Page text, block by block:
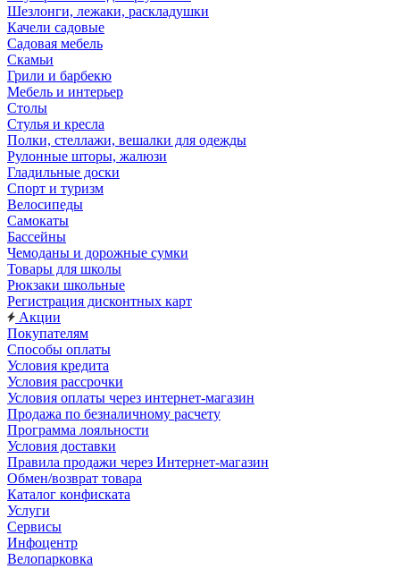
Шезлонги, лежаки, раскладушки
Качели садовые
Садовая мебель
Скамьи
Грили и барбекю
Мебель и интерьер
Столы
Стулья и кресла
Полки, стеллажи, вешалки для одежды
Рулонные шторы, жалюзи
Гладильные доски
Спорт и туризм
Велосипеды
Самокаты
Бассейны
Чемоданы и дорожные сумки
Товары для школы
Рюкзаки школьные
Регистрация дисконтных карт
Акции
Покупателям
Способы оплаты
Условия кредита
Условия рассрочки
Условия оплаты через интернет-магазин
Продажа по безналичному расчету
Программа лояльности
Условия доставки
Правила продажи через Интернет-магазин
Обмен/возврат товара
Каталог конфиската
Услуги
Сервисы
Инфоцентр
Велопарковка